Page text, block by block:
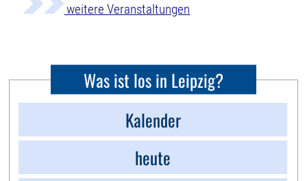
weitere Veranstaltungen
Was ist los in Leipzig?
Kalender
heute